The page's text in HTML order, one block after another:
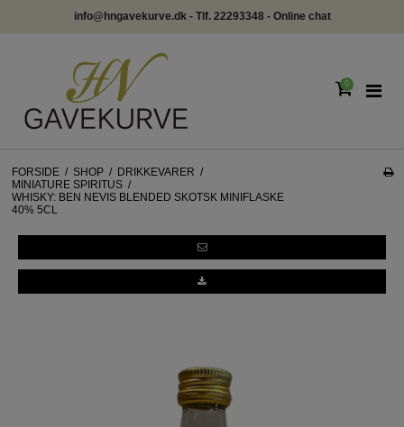
info@hngavekurve.dk - Tlf. 22293348 - Online chat
0
FORSIDE / SHOP / DRIKKEVARER /
MINIATURE SPIRITUS /
WHISKY: BEN NEVIS BLENDED SKOTSK MINIFLASKE
40% 5CL